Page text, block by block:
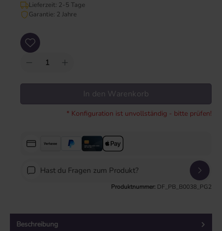
Lieferzeit: 2-5 Tage
Garantie: 2 Jahre
Produkt Anzahl: Gib den gewünschten Wert ein oder benutze die Schaltflächen
In den Warenkorb
* Konfiguration ist unvollständig - bitte prüfen!
Hast du Fragen zum Produkt?
Produktnummer: DF_PB_B0038_PG2
Beschreibung